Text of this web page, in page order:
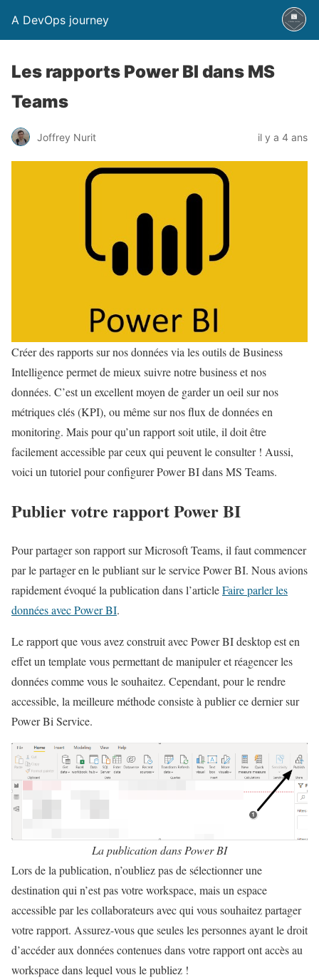
A DevOps journey
Les rapports Power BI dans MS
Teams
Joffrey Nurit il y a 4 ans
Créer des rapports sur nos données via les outils de Business
Intelligence permet de mieux suivre notre business et nos
données. C’est un excellent moyen de garder un oeil sur nos
métriques clés (KPI), ou même sur nos flux de données en
monitoring. Mais pour qu’un rapport soit utile, il doit être
facilement accessible par ceux qui peuvent le consulter ! Aussi,
voici un tutoriel pour configurer Power BI dans MS Teams.
Publier votre rapport Power BI
Pour partager son rapport sur Microsoft Teams, il faut commencer
par le partager en le publiant sur le service Power BI. Nous avions
rapidement évoqué la publication dans l’articleFaire parler les
données avec Power BI.
Le rapport que vous avez construit avec Power BI desktop est en
effet un template vous permettant de manipuler et réagencer les
données comme vous le souhaitez. Cependant, pour le rendre
accessible, la meilleure méthode consiste à publier ce dernier sur
Power Bi Service.
La publication dans Power BI
Lors de la publication, n’oubliez pas de sélectionner une
destination qui n’est pas votre workspace, mais un espace
accessible par les collaborateurs avec qui vous souhaitez partager
votre rapport. Assurez-vous que seules les personnes ayant le droit
d’accéder aux données contenues dans votre rapport ont accès au
workspace dans lequel vous le publiez !